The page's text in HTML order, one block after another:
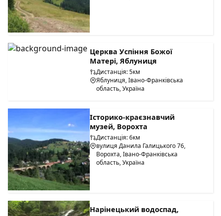
Церква Успіння Божої
Матері, Яблуниця
Дистанція: 5км
Яблуниця, Івано-Франківська
область, Україна
Історико-краєзнавчий
музей, Ворохта
Дистанція: 6км
вулиця Данила Галицького 76,
Ворохта, Івано-Франківська
область, Україна
Нарінецький водоспад,